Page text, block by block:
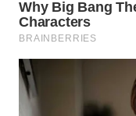
WN
INDRAMAYU
KUNINGAN